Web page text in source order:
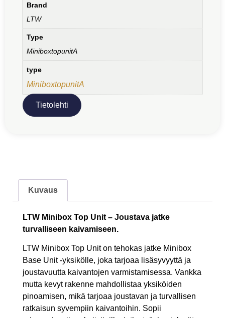
Brand
LTW
Type
MiniboxtopunitA
type
MiniboxtopunitA
Tietolehti
Kuvaus
LTW Minibox Top Unit – Joustava jatke
turvalliseen kaivamiseen.
LTW Minibox Top Unit on tehokas jatke Minibox
Base Unit -yksikölle, joka tarjoaa lisäsyvyyttä ja
joustavuutta kaivantojen varmistamisessa. Vankka
mutta kevyt rakenne mahdollistaa yksiköiden
pinoamisen, mikä tarjoaa joustavan ja turvallisen
ratkaisun syvempiin kaivantoihin. Sopii